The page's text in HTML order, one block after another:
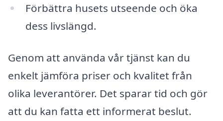
Förbättra husets utseende och öka
dess livslängd.
Genom att använda vår tjänst kan du
enkelt jämföra priser och kvalitet från
olika leverantörer. Det sparar tid och gör
att du kan fatta ett informerat beslut.